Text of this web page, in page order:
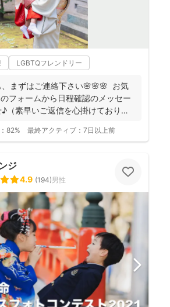
LGBTQフレンドリー
、まずはご連絡下さい🌸🌸🌸 お気
フォームから日程確認のメッセー
（素早いご返信を心掛けておりま
82% 最終アクティブ： 7日以上前
ジ
4.9 (194)男性